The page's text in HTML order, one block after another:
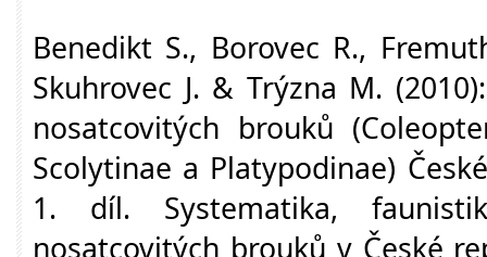
Benedikt S., Borovec R.,
Skuhrovec J. & Trýzna M.
nosatcovitých brouků
Scolytinae a Platypodinae)
1. díl. Systematika,
nosatcovitých brouků v České